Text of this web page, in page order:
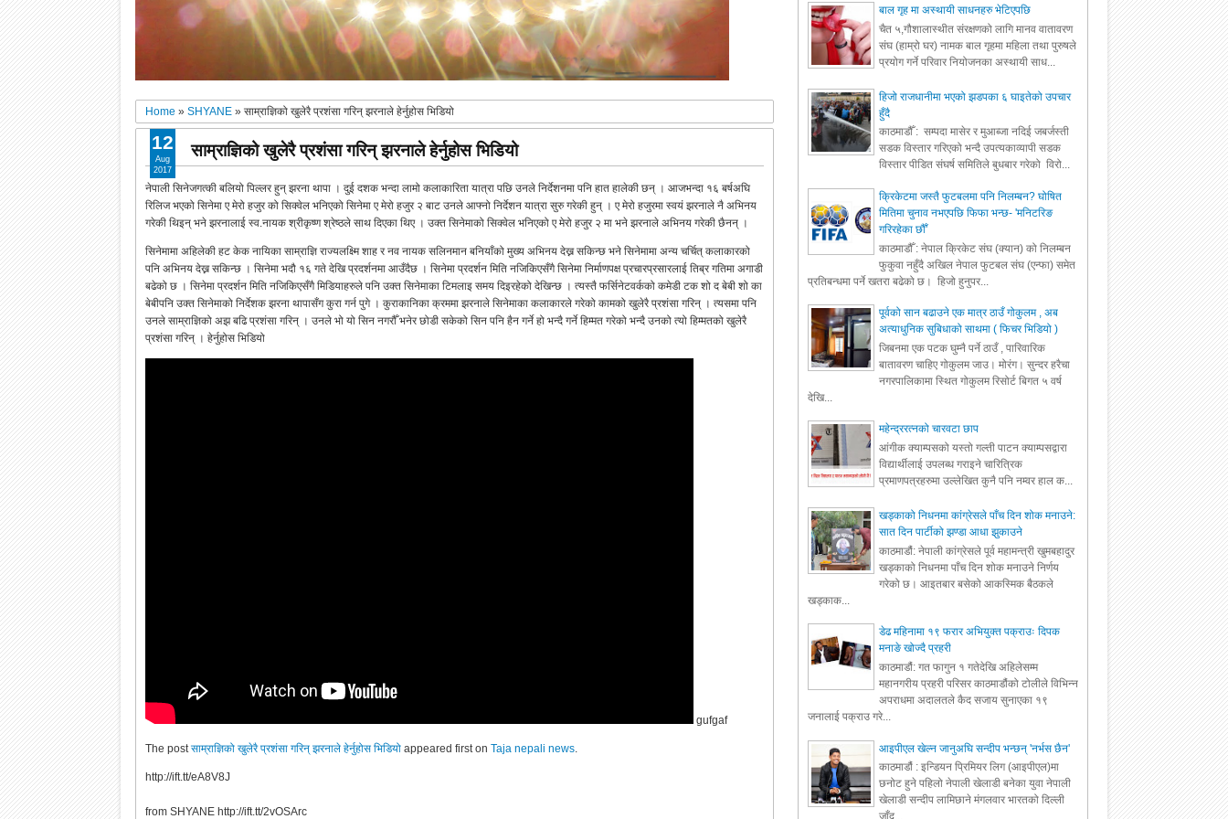
Home »SHYANE »साम्राज्ञिको खुलेरै प्रशंसा गरिन् झरनाले हेर्नुहोस भिडियो
साम्राज्ञिको खुलेरै प्रशंसा गरिन् झरनाले हेर्नुहोस भिडियो
नेपाली सिनेजगत्की बलियो पिल्लर हुन् झरना थापा । दुई दशक भन्दा लामो कलाकारिता यात्रा पछि उनले निर्देशनमा पनि हात हालेकी छन् । आजभन्दा १६ बर्षअघि
रिलिज भएको सिनेमा ए मेरो हजुर को सिक्वेल भनिएको सिनेमा ए मेरो हजुर २ बाट उनले आफ्नो निर्देशन यात्रा सुरु गरेकी हुन् । ए मेरो हजुरमा स्वयं झरनाले नै अभिनय
गरेकी थिइन् भने झरनालाई स्व.नायक श्रीकृष्ण श्रेष्ठले साथ दिएका थिए । उक्त सिनेमाको सिक्वेल भनिएको ए मेरो हजुर २ मा भने झरनाले अभिनय गरेकी छैनन् ।
सिनेमामा अहिलेकी हट केक नायिका साम्राज्ञि राज्यलक्ष्मि शाह र नव नायक सलिनमान बनियाँको मुख्य अभिनय देख्न सकिन्छ भने सिनेमामा अन्य चर्चित् कलाकारको
पनि अभिनय देख्न सकिन्छ । सिनेमा भदौ १६ गते देखि प्रदर्शनमा आउँदैछ । सिनेमा प्रदर्शन मिति नजिकिएसँगै सिनेमा निर्माणपक्ष प्रचारप्रसारलाई तिब्र गतिमा अगाडी
बढेको छ । सिनेमा प्रदर्शन मिति नजिकिएसँगै मिडियाहरुले पनि उक्त सिनेमाका टिमलाइ समय दिइरहेको देखिन्छ । त्यस्तै फर्सिनेटवर्कको कमेडी टक शो द बेबी शो का
बेबीपनि उक्त सिनेमाको निर्देशक झरना थापासँग कुरा गर्न पुगे । कुराकानिका क्रममा झरनाले सिनेमाका कलाकारले गरेको कामको खुलेरै प्रशंसा गरिन् । त्यसमा पनि
उनले साम्राज्ञिको अझ बढि प्रशंसा गरिन् । उनले भो यो सिन नगरौँ भनेर छोडी सकेको सिन पनि हैन गर्ने हो भन्दै गर्ने हिम्मत गरेको भन्दै उनको त्यो हिम्मतको खुलेरै
प्रशंसा गरिन् । हेर्नुहोस भिडियो
gufgaf
The postसाम्राज्ञिको खुलेरै प्रशंसा गरिन् झरनाले हेर्नुहोस भिडियो appeared first onTaja nepali news.
http://ift.tt/eA8V8J
from SHYANE http://ift.tt/2vOSArc
12
Aug
2017
बाल गृह मा अस्थायी साधनहरु भेटिएपछि
चैत ५,गौशालास्थीत संरक्षणको लागि मानव वातावरण
संघ (हाम्रो घर) नामक बाल गृहमा महिला तथा पुरुषले
प्रयोग गर्ने परिवार नियोजनका अस्थायी साध...
हिजो राजधानीमा भएको झडपका ६ घाइतेको उपचार
हुँदै
काठमाडौँ : सम्पदा मासेर र मुआब्जा नदिई जबर्जस्ती
सडक विस्तार गरिएको भन्दै उपत्यकाव्यापी सडक
विस्तार पीडित संघर्ष समितिले बुधबार गरेको विरो...
क्रिकेटमा जस्तै फुटबलमा पनि निलम्बन? घोषित
मितिमा चुनाव नभएपछि फिफा भन्छ- 'मनिटरिङ
गरिरहेका छौँ'
काठमाडौँ : नेपाल क्रिकेट संघ (क्यान) को निलम्बन
फुकुवा नहुँदै अखिल नेपाल फुटबल संघ (एन्फा) समेत
प्रतिबन्धमा पर्ने खतरा बढेको छ। हिजो हुनुपर...
पूर्वको सान बढाउने एक मात्र ठाउँ गोकुलम , अब
अत्याधुनिक सुबिधाको साथमा ( फिचर भिडियो )
जिबनमा एक पटक घुम्नै पर्ने ठाउँ , पारिवारिक
बातावरण चाहिए गोकुलम जाउ। मोरंग। सुन्दर हरैचा
नगरपालिकामा स्थित गोकुलम रिसोर्ट बिगत ५ वर्ष
देखि...
महेन्द्ररत्नको चारवटा छाप
आंगीक क्याम्पसको यस्तो गल्ती पाटन क्याम्पसद्वारा
विद्यार्थीलाई उपलब्ध गराइने चारित्रिक
प्रमाणपत्रहरुमा उल्लेखित कुनै पनि नम्वर हाल क...
खड्काको निधनमा कांग्रेसले पाँच दिन शोक मनाउने:
सात दिन पार्टीको झण्डा आधा झुकाउने
काठमाडौं: नेपाली कांग्रेसले पूर्व महामन्त्री खुमबहादुर
खड्काको निधनमा पाँच दिन शोक मनाउने निर्णय
गरेको छ। आइतबार बसेको आकस्मिक बैठकले
खड्काक...
डेढ महिनामा १९ फरार अभियुक्त पक्राउः दिपक
मनाङे खोज्दै प्रहरी
काठमाडौं: गत फागुन १ गतेदेखि अहिलेसम्म
महानगरीय प्रहरी परिसर काठमाडौंको टोलीले विभिन्न
अपराधमा अदालतले कैद सजाय सुनाएका १९
जनालाई पक्राउ गरे...
आइपीएल खेल्न जानुअघि सन्दीप भन्छन् 'नर्भस छैन'
काठमाडौं : इन्डियन प्रिमियर लिग (आइपीएल)मा
छनोट हुने पहिलो नेपाली खेलाडी बनेका युवा नेपाली
खेलाडी सन्दीप लामिछाने मंगलवार भारतको दिल्ली
जाँद...